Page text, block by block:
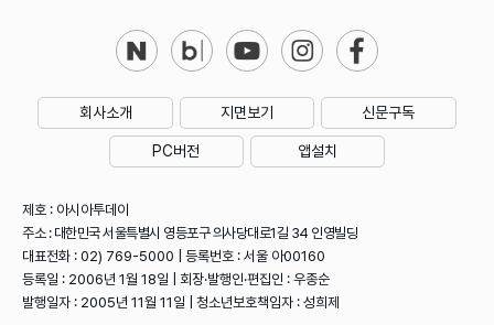
회사소개 지면보기 신문구독
PC버전 앱설치
제호 : 아시아투데이
주소 : 대한민국 서울특별시 영등포구 의사당대로1길 34 인영빌딩
대표전화 : 02) 769-5000 | 등록번호 : 서울 아00160
등록일 : 2006년 1월 18일 | 회장·발행인·편집인 : 우종순
발행일자 : 2005년 11월 11일 | 청소년보호책임자 : 성희제